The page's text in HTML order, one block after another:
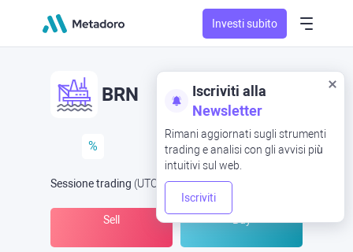
Investi subito
Iscriviti alla
Newsletter
Rimani aggiornati sugli strumenti
trading e analisi con gli avvisi più
intuitivi sul web.
Iscriviti
BRN
%
Sessione trading (UTC ) -Aperta oraalle
Sell Buy